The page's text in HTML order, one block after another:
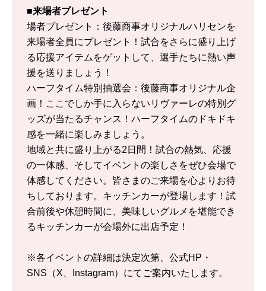
■来場者プレゼント
場者プレゼント：後藤商事オリジナルハリセンを
来場者全員にプレゼント！試合をさらに盛り上げ
る応援アイテムをゲットして、選手たちに熱い声
援を送りましょう！
ハーフタイム特別抽選会：後藤商事オリジナル企
画！ここでしか手に入らないリヴァーレの特別グ
ッズが当たるチャンス！ハーフタイムのドキドキ
感を一緒に楽しみましょう。
地域と共に盛り上がる2日間！試合の熱気、応援
の一体感、そしてイベントの楽しさをぜひ会場で
体感してください。皆さまのご来場を心よりお待
ちしております。キッチンカーが登場します！試
合前後や休憩時間に、美味しいグルメを堪能でき
るキッチンカーが会場外に出店予定！
※各イベントの詳細は決定次第、公式HP・
SNS（X、Instagram）にてご案内いたします。